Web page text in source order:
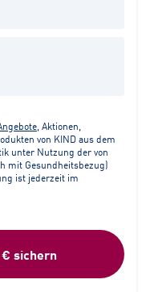
, Aktionen,
von KIND aus dem
unter Nutzung der von
mit Gesundheitsbezug)
ist jederzeit im
sichern